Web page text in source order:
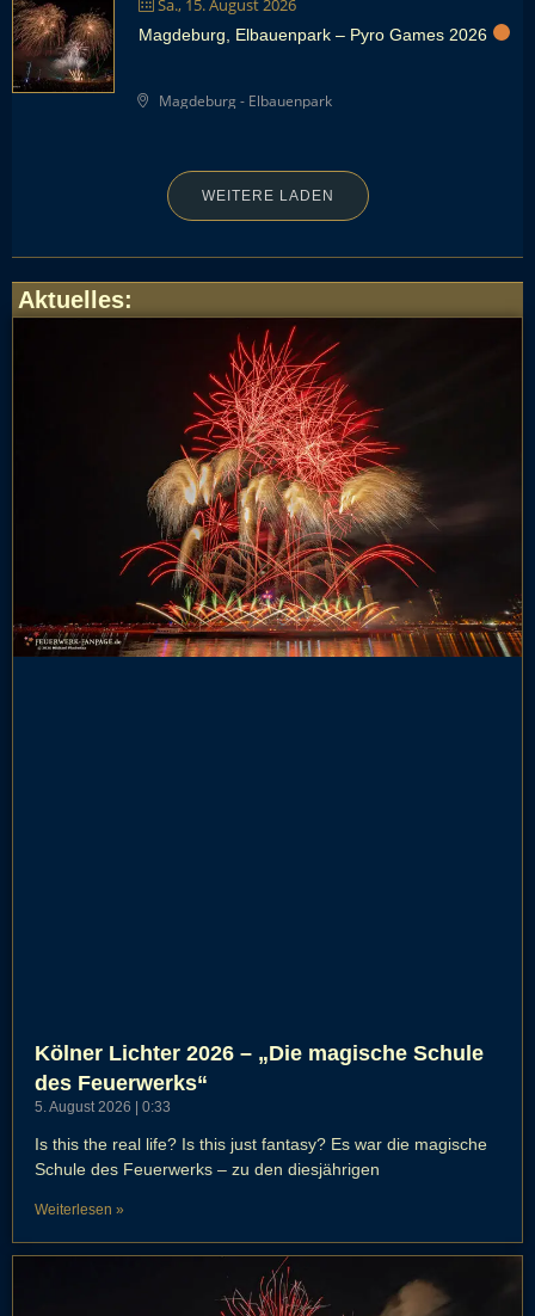
Sa., 15. August 2026
Magdeburg, Elbauenpark – Pyro Games 2026
Magdeburg - Elbauenpark
WEITERE LADEN
Aktuelles:
Kölner Lichter 2026 – „Die magische Schule
des Feuerwerks“
5. August 2026 0:33
Is this the real life? Is this just fantasy? Es war die magische
Schule des Feuerwerks – zu den diesjährigen
Weiterlesen »